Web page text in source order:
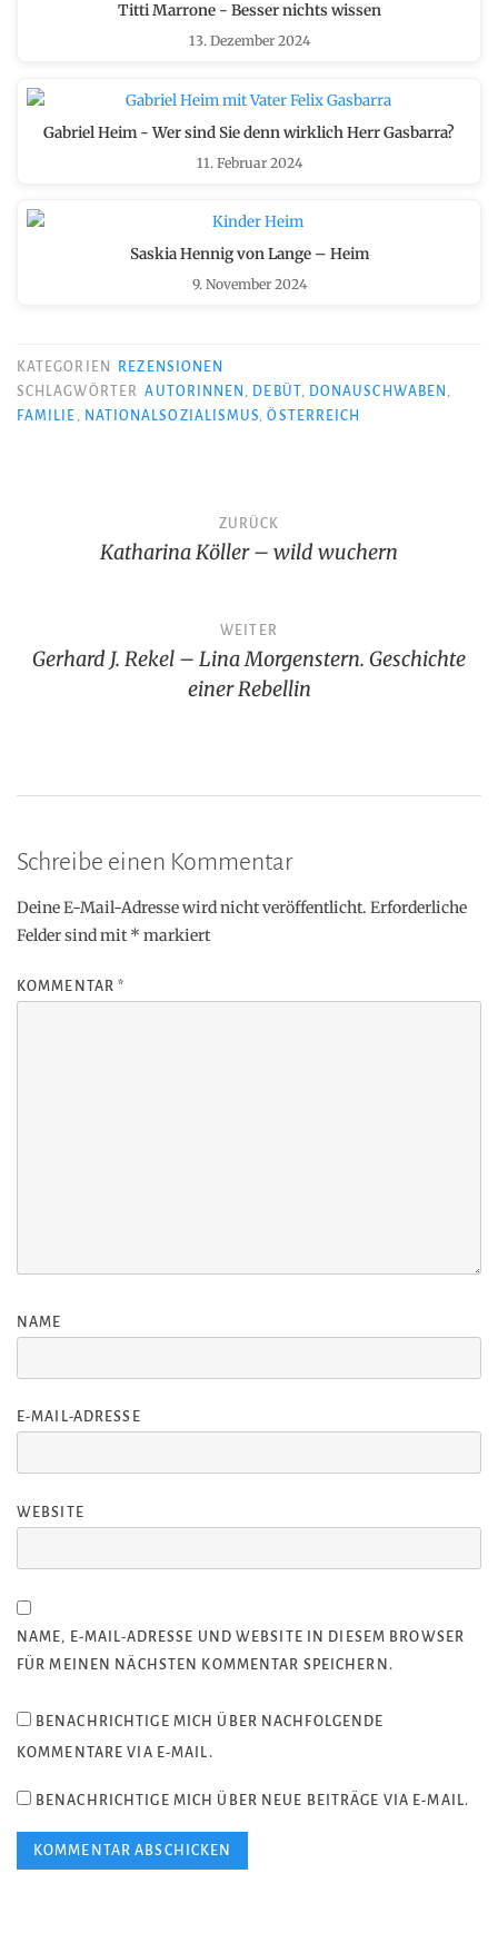
Titti Marrone - Besser nichts wissen
13. Dezember 2024
Gabriel Heim - Wer sind Sie denn wirklich Herr Gasbarra?
11. Februar 2024
Saskia Hennig von Lange – Heim
9. November 2024
KATEGORIEN
REZENSIONEN
SCHLAGWÖRTER
AUTORINNEN , DEBÜT , DONAUSCHWABEN ,
FAMILIE , NATIONALSOZIALISMUS,ÖSTERREICH
Beitragsnavigation
ZURÜCK
Katharina Köller – wild wuchern
WEITER
Gerhard J. Rekel – Lina Morgenstern. Geschichte
einer Rebellin
Schreibe einen Kommentar
Deine E-Mail-Adresse wird nicht veröffentlicht. Erforderliche
Felder sind mit * markiert
KOMMENTAR*
NAME
E-MAIL-ADRESSE
WEBSITE
NAME, E-MAIL-ADRESSE UND WEBSITE IN DIESEM BROWSER
FÜR MEINEN NÄCHSTEN KOMMENTAR SPEICHERN.
BENACHRICHTIGE MICH ÜBER NACHFOLGENDE
KOMMENTARE VIA E-MAIL.
BENACHRICHTIGE MICH ÜBER NEUE BEITRÄGE VIA E-MAIL.